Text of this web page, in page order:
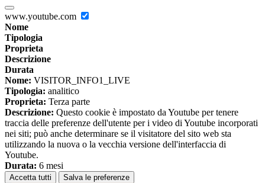
www.youtube.com
Nome
Tipologia
Proprieta
Descrizione
Durata
Nome: VISITOR_INFO1_LIVE
Tipologia: analitico
Proprieta: Terza parte
Descrizione: Questo cookie è impostato da Youtube per tenere
traccia delle preferenze dell'utente per i video di Youtube incorporati
nei siti; può anche determinare se il visitatore del sito web sta
utilizzando la nuova o la vecchia versione dell'interfaccia di
Youtube.
Durata: 6 mesi
Accetta tutti Salva le preferenze